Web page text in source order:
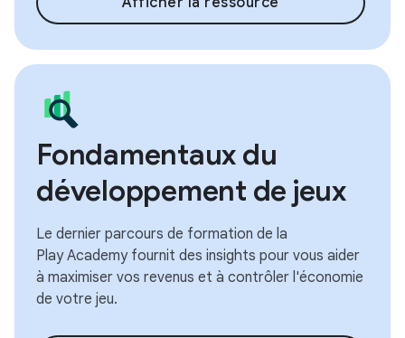
Fondamentaux du
développement de jeux
Le dernier parcours de formation de la
Play Academy fournit des insights pour vous aider
à maximiser vos revenus et à contrôler l'économie
de votre jeu.